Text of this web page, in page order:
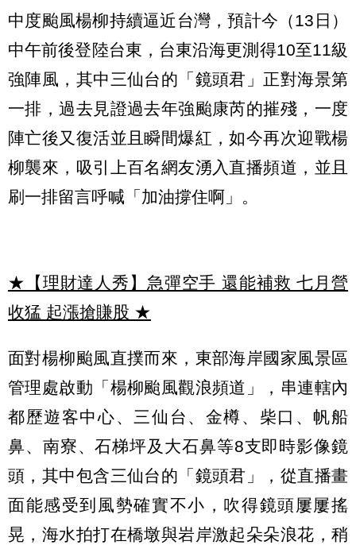
中度颱風楊柳持續逼近台灣，預計今（13日）
中午前後登陸台東，台東沿海更測得10至11級
強陣風，其中三仙台的「鏡頭君」正對海景第
一排，過去見證過去年強颱康芮的摧殘，一度
陣亡後又復活並且瞬間爆紅，如今再次迎戰楊
柳襲來，吸引上百名網友湧入直播頻道，並且
刷一排留言呼喊「加油撐住啊」。
★【理財達人秀】急彈空手 還能補救 七月營
收猛 起漲搶賺股 ★
面對楊柳颱風直撲而來，東部海岸國家風景區
管理處啟動「楊柳颱風觀浪頻道」，串連轄內
都歷遊客中心、三仙台、金樽、柴口、帆船
鼻、南寮、石梯坪及大石鼻等8支即時影像鏡
頭，其中包含三仙台的「鏡頭君」，從直播畫
面能感受到風勢確實不小，吹得鏡頭屢屢搖
晃，海水拍打在橋墩與岩岸激起朵朵浪花，稍